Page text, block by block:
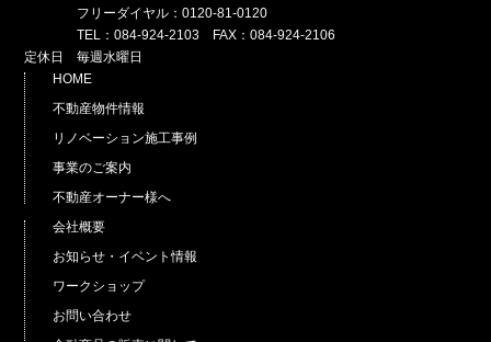
フリーダイヤル：0120-81-0120
TEL：084-924-2103 FAX：084-924-2106
定休日 毎週水曜日
HOME
不動産物件情報
リノベーション施工事例
事業のご案内
不動産オーナー様へ
会社概要
お知らせ・イベント情報
ワークショップ
お問い合わせ